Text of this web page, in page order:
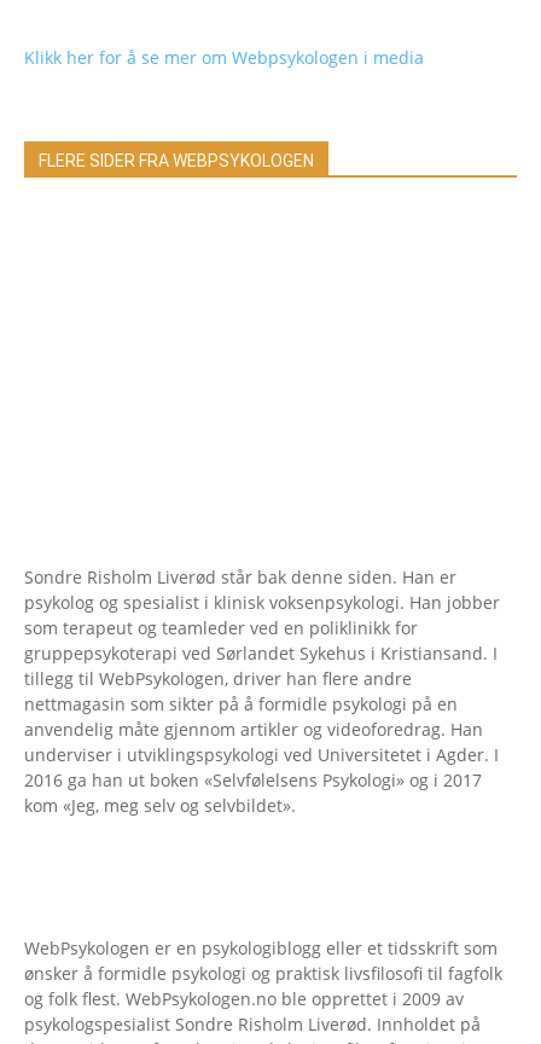
Klikk her for å se mer om Webpsykologen i media
FLERE SIDER FRA WEBPSYKOLOGEN
Sondre Risholm Liverød står bak denne siden. Han er
psykolog og spesialist i klinisk voksenpsykologi. Han jobber
som terapeut og teamleder ved en poliklinikk for
gruppepsykoterapi ved Sørlandet Sykehus i Kristiansand. I
tillegg til WebPsykologen, driver han flere andre
nettmagasin som sikter på å formidle psykologi på en
anvendelig måte gjennom artikler og videoforedrag. Han
underviser i utviklingspsykologi ved Universitetet i Agder. I
2016 ga han ut boken «Selvfølelsens Psykologi» og i 2017
kom «Jeg, meg selv og selvbildet».
WebPsykologen er en psykologiblogg eller et tidsskrift som
ønsker å formidle psykologi og praktisk livsfilosofi til fagfolk
og folk flest. WebPsykologen.no ble opprettet i 2009 av
psykologspesialist Sondre Risholm Liverød. Innholdet på